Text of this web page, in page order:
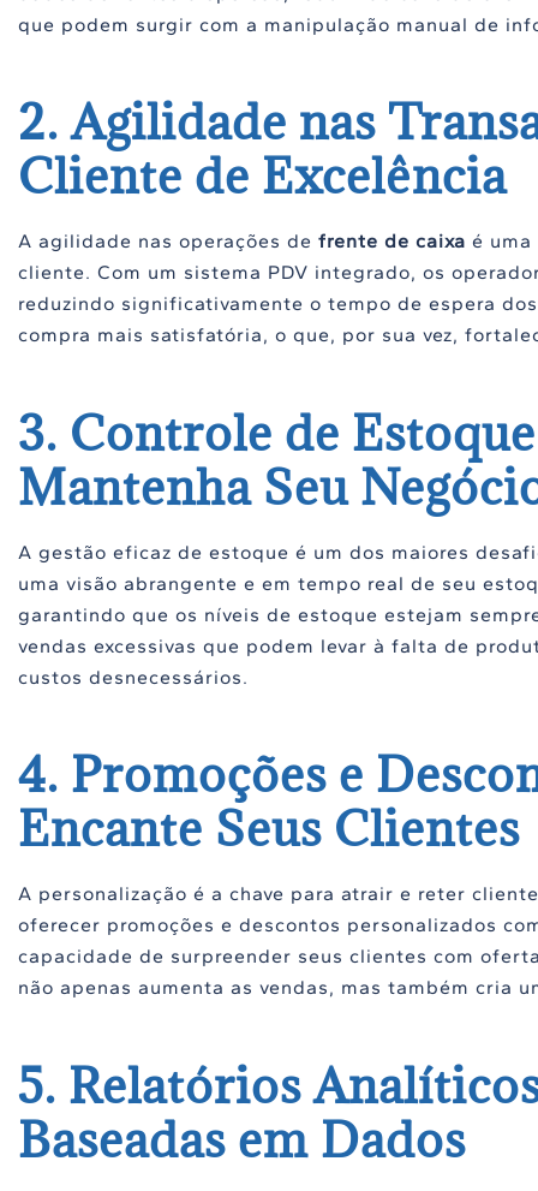
que podem surgir com a manipulação manual de
2. Agilidade nas
Cliente de Excelência
A agilidade nas operações de frente de caixa é
cliente. Com um sistema PDV integrado, os
reduzindo significativamente o tempo de espera
compra mais satisfatória, o que, por sua vez,
3. Controle de
Mantenha Seu
A gestão eficaz de estoque é um dos maiores
uma visão abrangente e em tempo real de seu
garantindo que os níveis de estoque estejam
vendas excessivas que podem levar à falta de
custos desnecessários.
4. Promoções e
Encante Seus Clientes
A personalização é a chave para atrair e reter
oferecer promoções e descontos personalizados
capacidade de surpreender seus clientes com
não apenas aumenta as vendas, mas também cria
5. Relatórios
Baseadas em Dados